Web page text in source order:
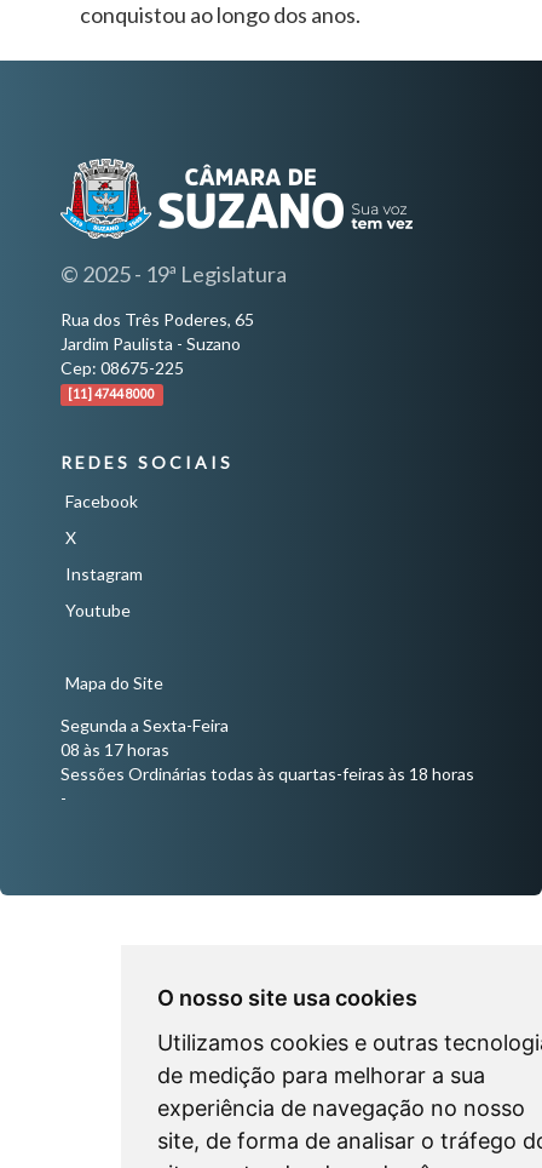
O nosso site usa cookies
Utilizamos cookies e outras
de medição para melhorar a sua
experiência de navegação no nosso
site, de forma de analisar o tráfego
conquistou ao longo dos anos.
© 2025 - 19ª Legislatura
Rua dos Três Poderes, 65
Jardim Paulista - Suzano
Cep: 08675-225
[11] 4744 8000
REDES SOCIAIS
Facebook
X
Instagram
Youtube
Mapa do Site
Segunda a Sexta-Feira
08 às 17 horas
Sessões Ordinárias todas às quartas-feiras às 18 horas
-